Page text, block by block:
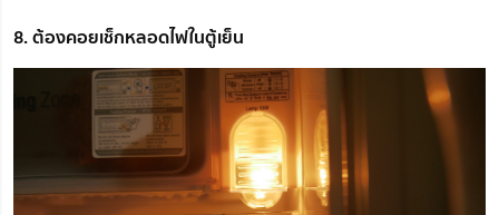
8. ต้องคอยเช็กหลอดไฟในตู้เย็น